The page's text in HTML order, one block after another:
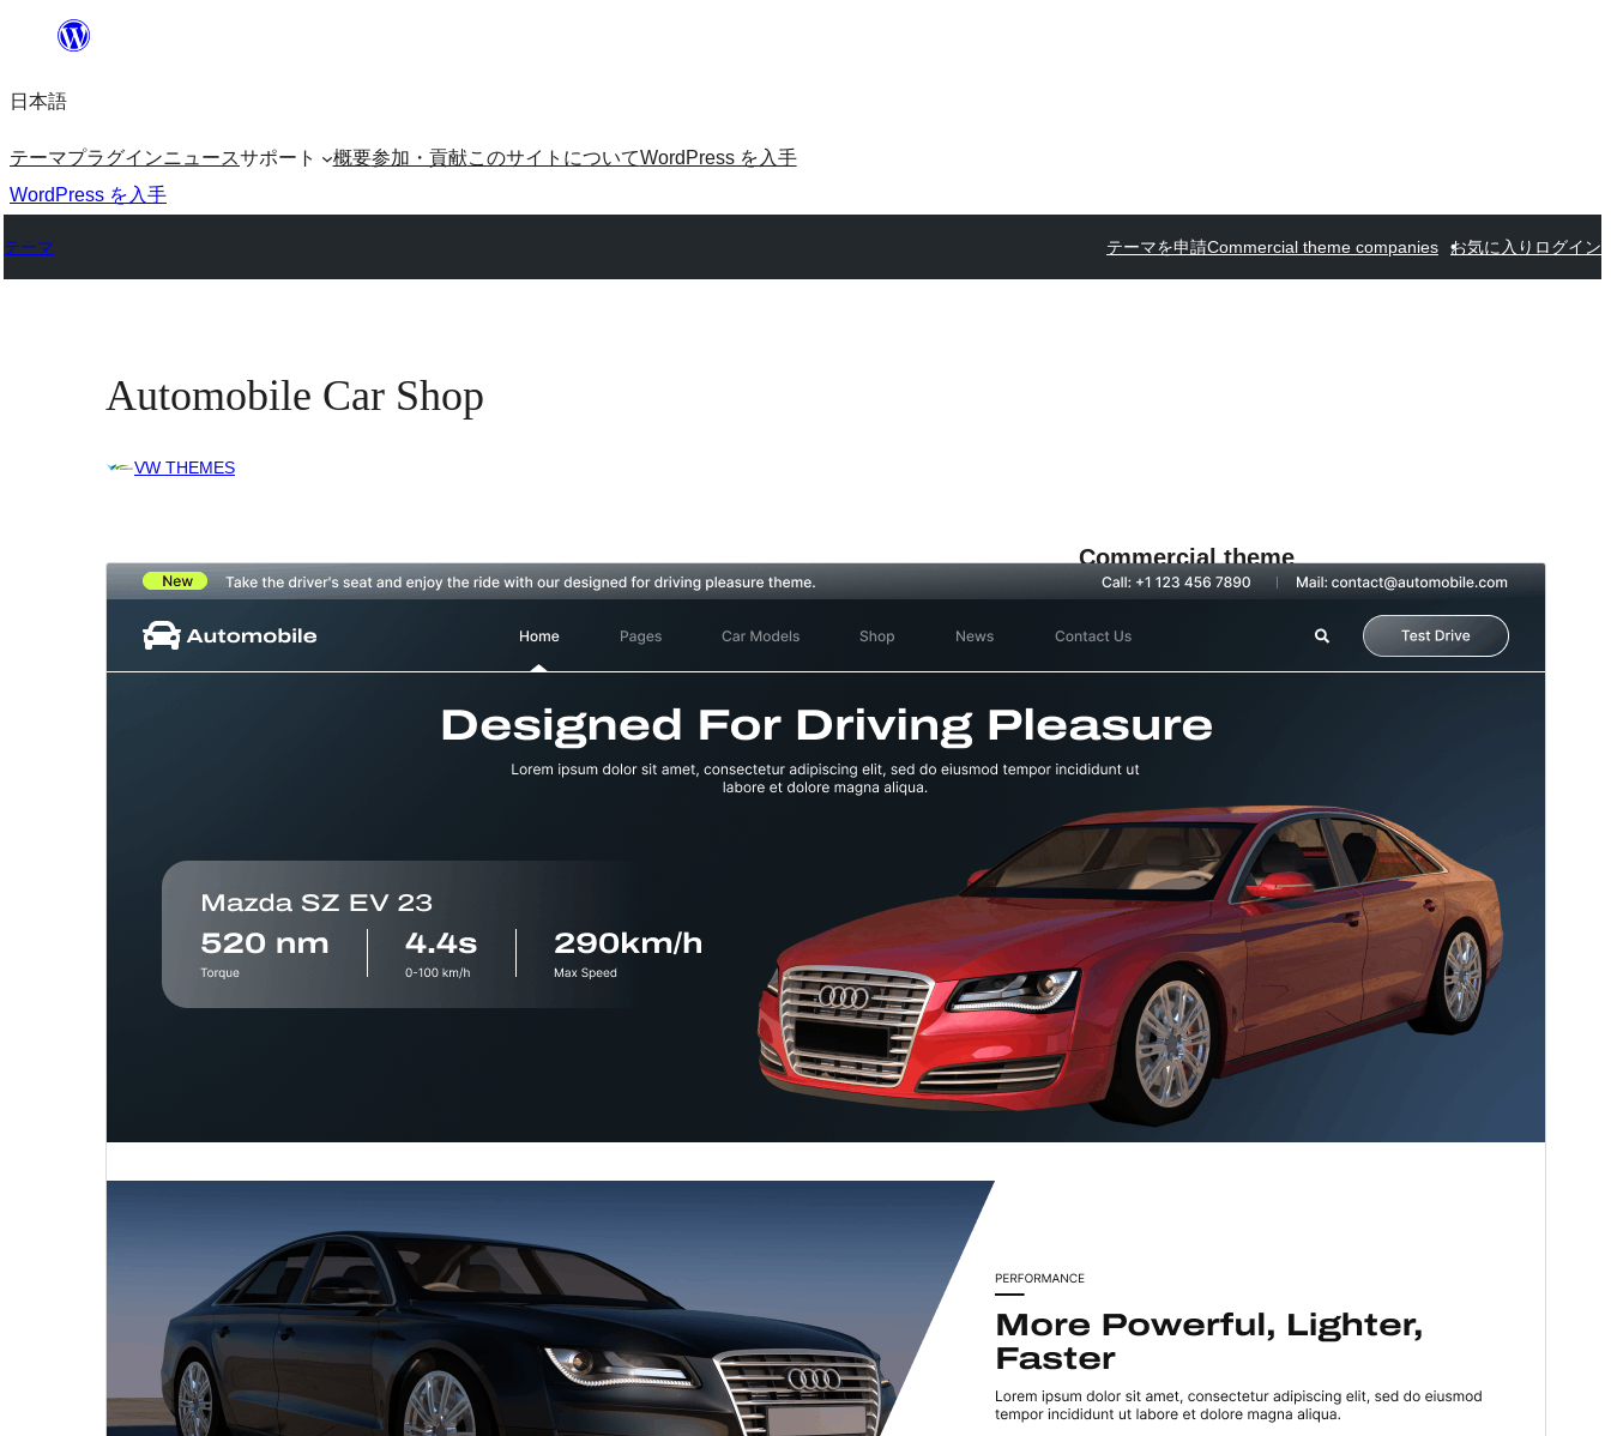
を
ッ
プ
日本語
テーマプラグインニュースサポート 概要参加・貢献このサイトについてWordPress を入手
WordPress を入手
テーマ テーマを申請Commercial theme companies お気に入り ログイン
Automobile Car Shop
VW THEMES
Commercial theme
テーマは無料で、追加アップグレードやサポートは有
料で提供します。
サポートを表示する
バージョン
最終更新日
有効インストール数
PHP バージョン
テーマのホームページ